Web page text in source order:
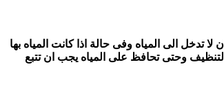
الى المياه وفى حالة اذا كانت المياه بها
وحتى تحافظ على المياه يجب ان تتبع